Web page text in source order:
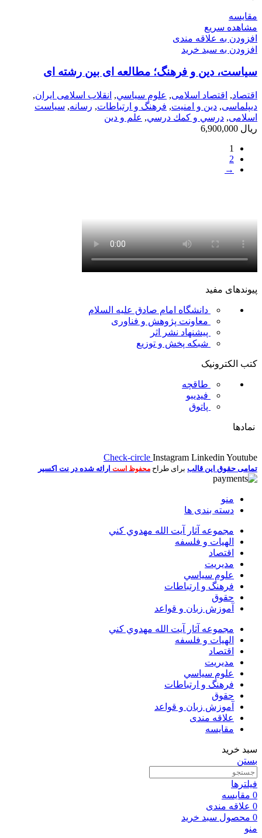
مقایسه
مشاهده سریع
افزودن به علاقه مندی
افزودن به سبد خرید
سیاست، دین و فرهنگ؛ مطالعه ای بین رشته ای
اقتصاد, اقتصاد اسلامی, علوم سياسي, انقلاب اسلامی ایران,
دیپلماسی, دین و امنیت, فرهنگ و ارتباطات, رسانه, سیاست
اسلامی, درسي و كمك درسي, علم و دین
ریال
1
2
→
پیوندهای مفید
دانشگاه امام صادق علیه السلام
معاونت پژوهش و فناوری
پیشنهاد نشر اثر
شبکه پخش و توزیع
کتب الکترونیک
طاقچه
فیدیبو
پاتوق
نمادها
Check-circle Instagram Linkedin Youtube
تمامی حقوق این قالب برای طراح محفوظ است ارائه شده در نت اکسیر
منو
دسته بندی ها
مجموعه آثار آيت الله مهدوي كني
الهیات و فلسفه
اقتصاد
مديريت
علوم سياسي
فرهنگ و ارتباطات
حقوق
آموزش زبان و قواعد
مجموعه آثار آيت الله مهدوي كني
الهیات و فلسفه
اقتصاد
مديريت
علوم سياسي
فرهنگ و ارتباطات
حقوق
آموزش زبان و قواعد
علاقه مندی
مقایسه
سبد خرید
بستن
فیلترها
0 مقایسه
0 علاقه مندی
0 محصول سبد خرید
منو